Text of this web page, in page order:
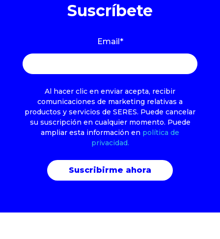
Suscríbete
Email*
Al hacer clic en enviar acepta, recibir
comunicaciones de marketing relativas a
productos y servicios de SERES. Puede cancelar
su suscripción en cualquier momento. Puede
ampliar esta información en política de
privacidad.